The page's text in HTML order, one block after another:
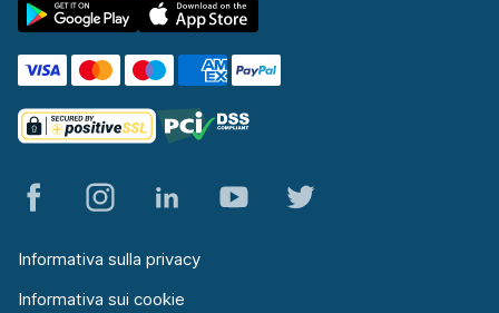
Informativa sulla privacy
Informativa sui cookie